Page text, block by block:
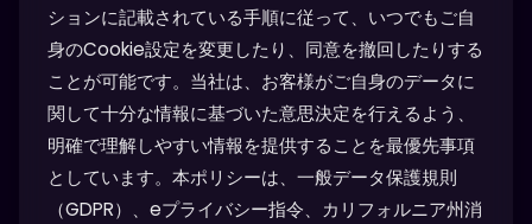
ションに記載されている手順に従って、いつでもご自
身のCookie設定を変更したり、同意を撤回したりする
ことが可能です。当社は、お客様がご自身のデータに
関して十分な情報に基づいた意思決定を行えるよう、
明確で理解しやすい情報を提供することを最優先事項
としています。本ポリシーは、一般データ保護規則
（GDPR）、eプライバシー指令、カリフォルニア州消